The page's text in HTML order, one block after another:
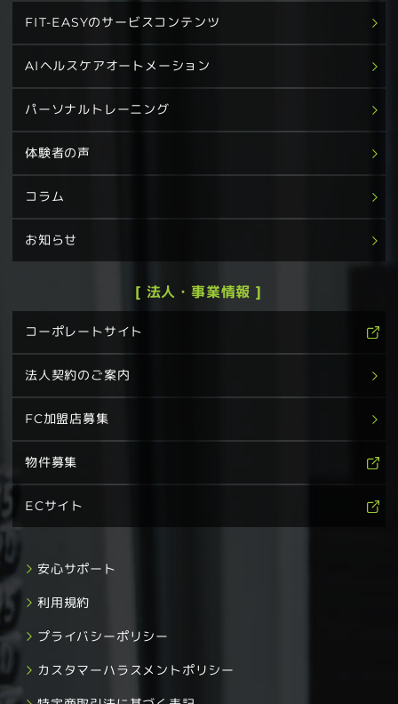
FIT-EASYのサービスコンテンツ
AIヘルスケアオートメーション
パーソナルトレーニング
体験者の声
コラム
お知らせ
[ 法人・事業情報 ]
コーポレートサイト
法人契約のご案内
FC加盟店募集
物件募集
ECサイト
安心サポート
利用規約
プライバシーポリシー
カスタマーハラスメントポリシー